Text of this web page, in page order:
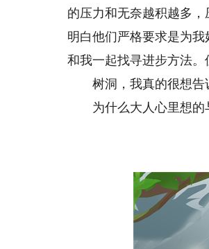
的压力和无奈越积越多
明白他们严格要求是为
和我一起找寻进步方法。
树洞，我真的很想告诉
为什么大人心里想的